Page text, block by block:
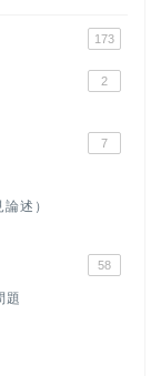
173
2
7
述）
58
題